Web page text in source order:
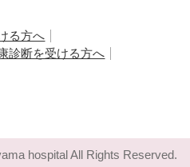
る方へ
診断を受ける方へ
hospital All Rights Reserved.